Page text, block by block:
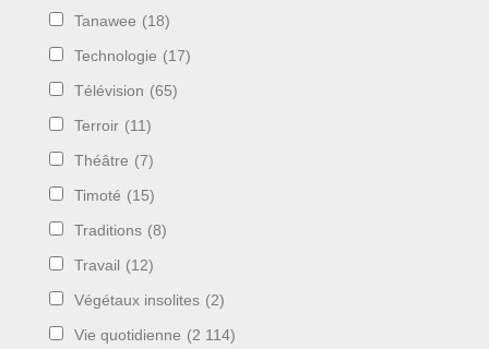
Tanawee (18)
Technologie (17)
Télévision (65)
Terroir (11)
Théâtre (7)
Timoté (15)
Traditions (8)
Travail (12)
Végétaux insolites (2)
Vie quotidienne (2 114)